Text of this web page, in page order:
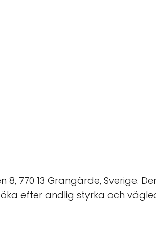
770 13 Grangärde, Sverige.
efter andlig styrka och